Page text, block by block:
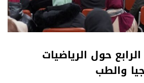
حول الرياضيات
والطب